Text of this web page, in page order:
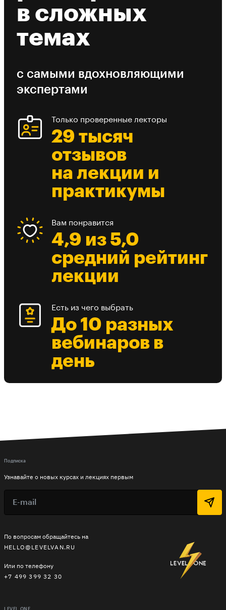
в сложных
темах
с самыми вдохновляющими
экспертами
Только проверенные лекторы
29 тысяч
отзывов
на лекции и
практикумы
Вам понравится
4,9 из 5,0
средний рейтинг
лекции
Есть из чего выбрать
До 10 разных
вебинаров в
день
По вопросам обращайтесь на
HELLO@LEVELVAN.RU
Или по телефону
+7 499 399 32 30
Подписка
Узнавайте о новых курсах и лекциях первым